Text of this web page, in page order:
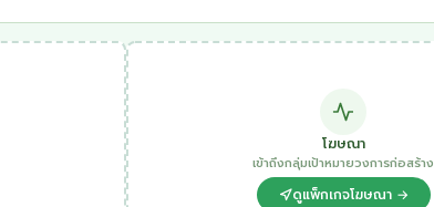
โฆษณา
เข้าถึงกลุ่มเป้าหมายวงการก่อสร้าง
ดูแพ็กเกจโฆษณา →